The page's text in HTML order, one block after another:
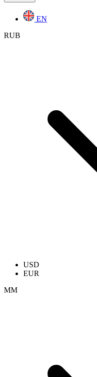
EN
RUB
USD
EUR
ММ